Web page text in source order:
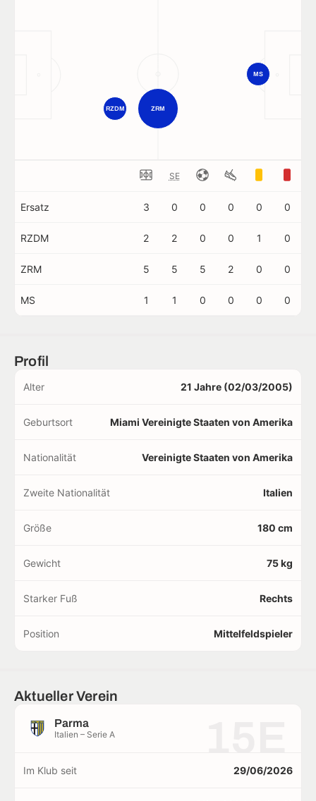
ZRM
RZDM
MS
SE
Ersatz 3 0 0 0 0 0
RZDM 2 2 0 0 1 0
ZRM 5 5 5 2 0 0
MS 1 1 0 0 0 0
Profil
Alter 21 Jahre (02/03/2005)
Geburtsort Miami Vereinigte Staaten von Amerika
Nationalität Vereinigte Staaten von Amerika
Zweite Nationalität Italien
Größe 180 cm
Gewicht 75 kg
Starker Fuß Rechts
Position Mittelfeldspieler
Aktueller Verein
Parma
Italien – Serie A
Im Klub seit 29/06/2026